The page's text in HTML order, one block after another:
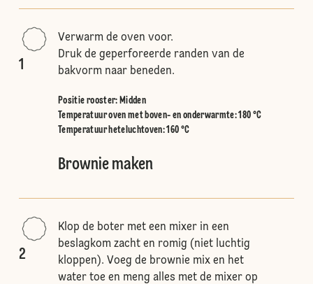
1
Verwarm de oven voor.
Druk de geperforeerde randen van de
bakvorm naar beneden.
Positie rooster: Midden
Temperatuur oven met boven- en onderwarmte:180 °C
Temperatuur heteluchtoven:160 °C
Brownie maken
2
Klop de boter met een mixer in een
beslagkom zacht en romig (niet luchtig
kloppen). Voeg de brownie mix en het
water toe en meng alles met de mixer op